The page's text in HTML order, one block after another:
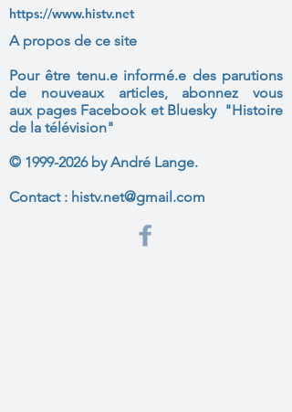
https://www.histv.net
A propos de ce site
Pour être tenu.e informé.e des parutions
de nouveaux articles, abonnez vous
aux pages Facebook et Bluesky "Histoire
de la télévision"
© 1999-2026by André Lange.
Contact : histv.net@gmail.com